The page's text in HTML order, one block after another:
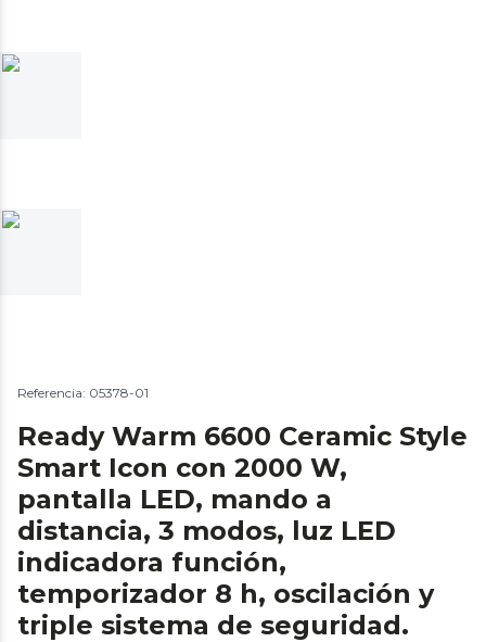
Referencia: 05378-01
Ready Warm 6600 Ceramic Style
Smart Icon con 2000 W,
pantalla LED, mando a
distancia, 3 modos, luz LED
indicadora función,
temporizador 8 h, oscilación y
triple sistema de seguridad.